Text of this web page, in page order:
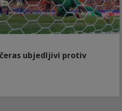
ubjedljivi protiv